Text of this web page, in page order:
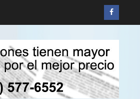
Siganos
en